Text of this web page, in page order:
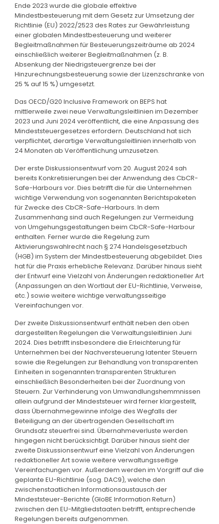
Ende 2023 wurde die globale effektive
Mindestbesteuerung mit dem Gesetz zur Umsetzung der
Richtlinie (EU) 2022/2523 des Rates zur Gewährleistung
einer globalen Mindestbesteuerung und weiterer
Begleitmaßnahmen für Besteuerungszeiträume ab 2024
einschließlich weiterer Begleitmaßnahmen (z. B.
Absenkung der Niedrigsteuergrenze bei der
Hinzurechnungsbesteuerung sowie der Lizenzschranke von
25 % auf 15 %) umgesetzt.
Das OECD/G20 Inclusive Framework on BEPS hat
mittlerweile zwei neue Verwaltungsleitlinien im Dezember
2023 und Juni 2024 veröffentlicht, die eine Anpassung des
Mindeststeuergesetzes erfordern. Deutschland hat sich
verpflichtet, derartige Verwaltungsleitlinien innerhalb von
24 Monaten ab Veröffentlichung umzusetzen.
Der erste Diskussionsentwurf vom 20. August 2024 sah
bereits Konkretisierungen bei der Anwendung des CbCR-
Safe-Harbours vor. Dies betrifft die für die Unternehmen
wichtige Verwendung von sogenannten Berichtspaketen
für Zwecke des CbCR-Safe-Harbours. In dem
Zusammenhang sind auch Regelungen zur Vermeidung
von Umgehungsgestaltungen beim CbCR-Safe-Harbour
enthalten. Ferner wurde die Regelung zum
Aktivierungswahlrecht nach § 274 Handelsgesetzbuch
(HGB) im System der Mindestbesteuerung abgebildet. Dies
hat für die Praxis erhebliche Relevanz. Darüber hinaus sieht
der Entwurf eine Vielzahl von Änderungen redaktioneller Art
(Anpassungen an den Wortlaut der EU-Richtlinie, Verweise,
etc.) sowie weitere wichtige verwaltungsseitige
Vereinfachungen vor.
Der zweite Diskussionsentwurf enthält neben den oben
dargestellten Regelungen die Verwaltungsleitlinien Juni
2024. Dies betrifft insbesondere die Erleichterung für
Unternehmen bei der Nachversteuerung latenter Steuern
sowie die Regelungen zur Behandlung von transparenten
Einheiten in sogenannten transparenten Strukturen
einschließlich Besonderheiten bei der Zuordnung von
Steuern. Zur Verhinderung von Umwandlungshemmnissen
allein aufgrund der Mindeststeuer wird ferner klargestellt,
dass Übernahmegewinne infolge des Wegfalls der
Beteiligung an der übertragenden Gesellschaft im
Grundsatz steuerfrei sind. Übernahmeverluste werden
hingegen nicht berücksichtigt. Darüber hinaus sieht der
zweite Diskussionsentwurf eine Vielzahl von Änderungen
redaktioneller Art sowie weitere verwaltungsseitige
Vereinfachungen vor. Außerdem werden im Vorgriff auf die
geplante EU-Richtlinie (sog. DAC9), welche den
zwischenstaatlichen Informations­austausch der
Mindeststeuer-Berichte (GloBE Information Return)
zwischen den EU-Mitgliedstaaten betrifft, entsprechende
Regelungen bereits aufgenommen.